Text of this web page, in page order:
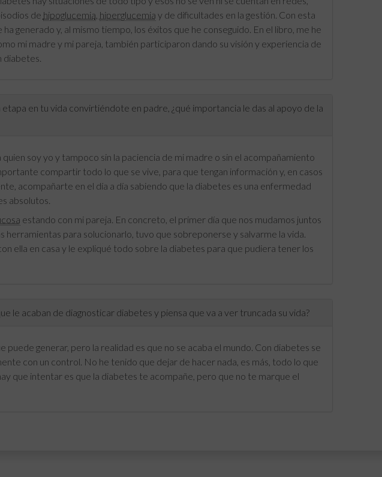
de hipoglucemia hiperglucemia y de dificultades en la gestión. Con esta
generado y, al mismo tiempo, los éxitos que he conseguido. En el libro, me he
mi madre y mi pareja, también participaron dando su visión y experiencia de
diabetes.
en tu vida convirtiéndote en padre, ¿qué importancia le das al apoyo de la
soy yo y tampoco sin la paciencia de mi madre o sin el acompañamiento
compartir todo lo que se vive, para que tengan información y, en casos
acompañarte en el día a día sabiendo que la diabetes es una enfermedad
absolutos.
estando con mi pareja. En concreto, el primer día que nos mudamos juntos
herramientas para solucionarlo, tuvo que sobreponerse y salvarme la vida.
ella en casa y le expliqué todo sobre la diabetes para que pudiera tener los
le acaban de diagnosticar diabetes y piensa que va a ver truncada su vida?
generar, pero la realidad es que no se acaba el mundo. Con diabetes se
con un control. No he tenido que dejar de hacer nada, es más, todo lo que
que intentar es que la diabetes te acompañe, pero que no te marque el